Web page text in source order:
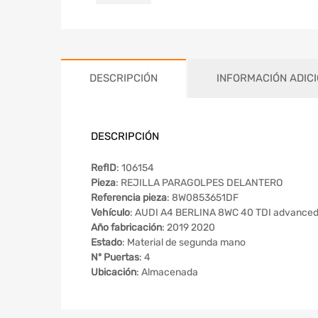
DESCRIPCIÓN INFORMACIÓN
DESCRIPCIÓN
RefID: 106154
Pieza: REJILLA PARAGOLPES DELANTERO
Referencia pieza: 8W0853651DF
Vehículo: AUDI A4 BERLINA 8WC 40 TDI advanced
Año fabricación: 2019 2020
Estado: Material de segunda mano
Nº Puertas: 4
Ubicación: Almacenada